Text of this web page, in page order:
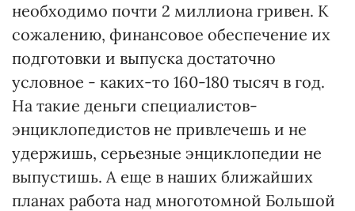
необходимо почти 2 миллиона гривен. К
сожалению, финансовое обеспечение их
подготовки и выпуска достаточно
условное - каких-то 160-180 тысяч в год.
На такие деньги специалистов-
энциклопедистов не привлечешь и не
удержишь, серьезные энциклопедии не
выпустишь. А еще в наших ближайших
планах работа над многотомной Большой